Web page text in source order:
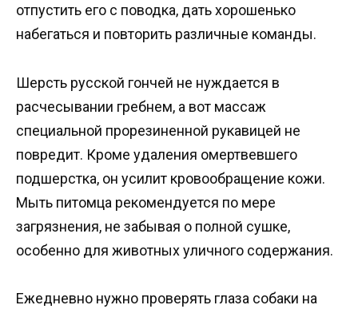
отпустить его с поводка, дать хорошенько
набегаться и повторить различные команды.
Шерсть русской гончей не нуждается в
расчесывании гребнем, а вот массаж
специальной прорезиненной рукавицей не
повредит. Кроме удаления омертвевшего
подшерстка, он усилит кровообращение кожи.
Мыть питомца рекомендуется по мере
загрязнения, не забывая о полной сушке,
особенно для животных уличного содержания.
Ежедневно нужно проверять глаза собаки на